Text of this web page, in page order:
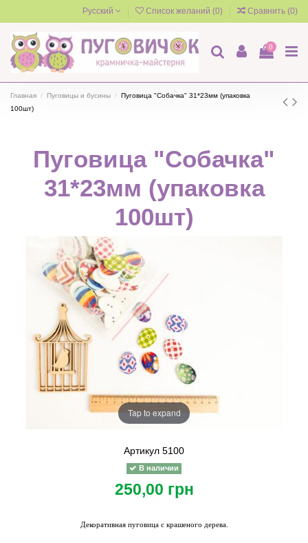
Русский Список желаний (0) Сравнить (0)
0
Главная Пуговицы и бусины
Пуговица "Собачка" 31*23мм (упаковка
100шт)
Пуговица "Собачка"
31*23мм (упаковка
100шт)
Tap to expand
Артикул 5100
В наличии
250,00 грн
Декоративная пуговица с крашеного дерева.